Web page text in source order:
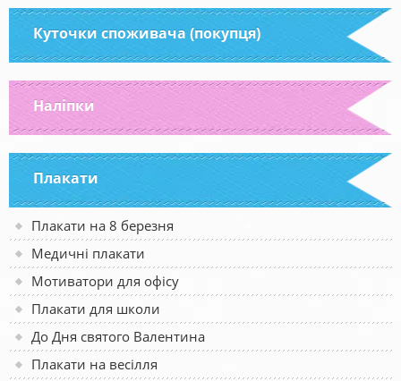
Куточки споживача (покупця)
Наліпки
Плакати
Плакати на 8 березня
Медичні плакати
Мотиватори для офісу
Плакати для школи
До Дня святого Валентина
Плакати на весілля